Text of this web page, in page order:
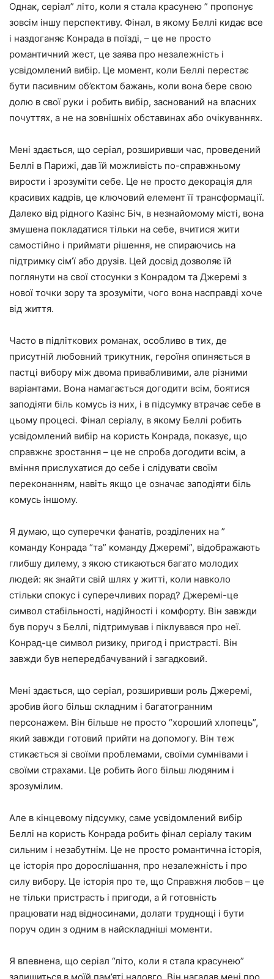
Однак, серіал” літо, коли я стала красунею ” пропонує
зовсім іншу перспективу. Фінал, в якому Беллі кидає все
і наздоганяє Конрада в поїзді, – це не просто
романтичний жест, це заява про незалежність і
усвідомлений вибір. Це момент, коли Беллі перестає
бути пасивним об’єктом бажань, коли вона бере свою
долю в свої руки і робить вибір, заснований на власних
почуттях, а не на зовнішніх обставинах або очікуваннях.
Мені здається, що серіал, розширивши час, проведений
Беллі в Парижі, дав їй можливість по-справжньому
вирости і зрозуміти себе. Це не просто декорація для
красивих кадрів, це ключовий елемент її трансформації.
Далеко від рідного Казінс Біч, в незнайомому місті, вона
змушена покладатися тільки на себе, вчитися жити
самостійно і приймати рішення, не спираючись на
підтримку сім’ї або друзів. Цей досвід дозволяє їй
поглянути на свої стосунки з Конрадом та Джеремі з
нової точки зору та зрозуміти, чого вона насправді хоче
від життя.
Часто в підліткових романах, особливо в тих, де
присутній любовний трикутник, героїня опиняється в
пастці вибору між двома привабливими, але різними
варіантами. Вона намагається догодити всім, боятися
заподіяти біль комусь із них, і в підсумку втрачає себе в
цьому процесі. Фінал серіалу, в якому Беллі робить
усвідомлений вибір на користь Конрада, показує, що
справжнє зростання – це не спроба догодити всім, а
вміння прислухатися до себе і слідувати своїм
переконанням, навіть якщо це означає заподіяти біль
комусь іншому.
Я думаю, що суперечки фанатів, розділених на ”
команду Конрада “та” команду Джеремі”, відображають
глибшу дилему, з якою стикаються багато молодих
людей: як знайти свій шлях у житті, коли навколо
стільки спокус і суперечливих порад? Джеремі-це
символ стабільності, надійності і комфорту. Він завжди
був поруч з Беллі, підтримував і піклувався про неї.
Конрад-це символ ризику, пригод і пристрасті. Він
завжди був непередбачуваний і загадковий.
Мені здається, що серіал, розширивши роль Джеремі,
зробив його більш складним і багатогранним
персонажем. Він більше не просто “хороший хлопець”,
який завжди готовий прийти на допомогу. Він теж
стикається зі своїми проблемами, своїми сумнівами і
своїми страхами. Це робить його більш людяним і
зрозумілим.
Але в кінцевому підсумку, саме усвідомлений вибір
Беллі на користь Конрада робить фінал серіалу таким
сильним і незабутнім. Це не просто романтична історія,
це історія про дорослішання, про незалежність і про
силу вибору. Це історія про те, що Справжня любов – це
не тільки пристрасть і пригоди, а й готовність
працювати над відносинами, долати труднощі і бути
поруч один з одним в найскладніші моменти.
Я впевнена, що серіал “літо, коли я стала красунею”